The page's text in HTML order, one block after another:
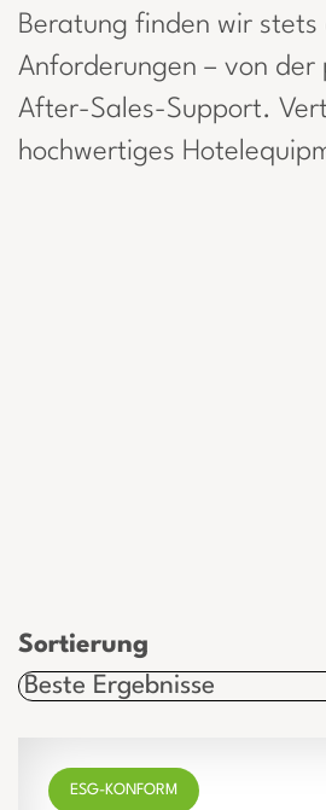
Beratung finden wir
Anforderungen – von der
After-Sales-Support.
hochwertiges
Sortierung
ESG-KONFORM